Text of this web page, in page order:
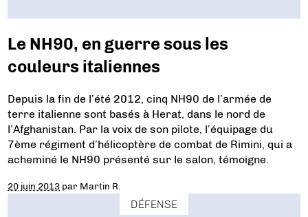
Le NH90, en guerre sous les
couleurs italiennes
Depuis la fin de l’été 2012, cinq NH90 de l’armée de
terre italienne sont basés à Herat, dans le nord de
l’Afghanistan. Par la voix de son pilote, l’équipage du
7ème régiment d’hélicoptère de combat de Rimini, qui a
acheminé le NH90 présenté sur le salon, témoigne.
20 juin 2013 par Martin R.
DÉFENSE